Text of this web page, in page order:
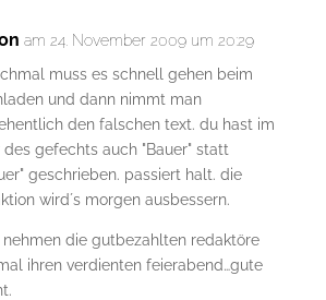
am 24. November 2009 um 20:29
muss es schnell gehen beim
und dann nimmt man
den falschen text. du hast im
des gefechts auch "Bauer" statt
geschrieben. passiert halt. die
wird´s morgen ausbessern.
nehmen die gutbezahlten redaktöre
ihren verdienten feierabend…gute